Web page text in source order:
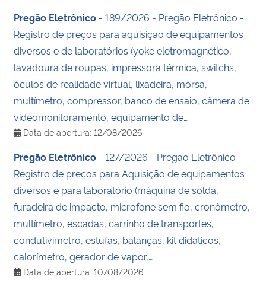
Pregão Eletrônico - 189/2026 - Pregão Eletrônico -
Registro de preços para aquisição de equipamentos
diversos e de laboratórios (yoke eletromagnético,
lavadoura de roupas, impressora térmica, switchs,
óculos de realidade virtual, lixadeira, morsa,
multímetro, compressor, banco de ensaio, câmera de
videomonitoramento, equipamento de…
Data de abertura: 12/08/2026
Pregão Eletrônico - 127/2026 - Pregão Eletrônico -
Registro de preços para Aquisição de equipamentos
diversos e para laboratório (máquina de solda,
furadeira de impacto, microfone sem fio, cronômetro,
multímetro, escadas, carrinho de transportes,
condutivímetro, estufas, balanças, kit didáticos,
calorímetro, gerador de vapor,…
Data de abertura: 10/08/2026